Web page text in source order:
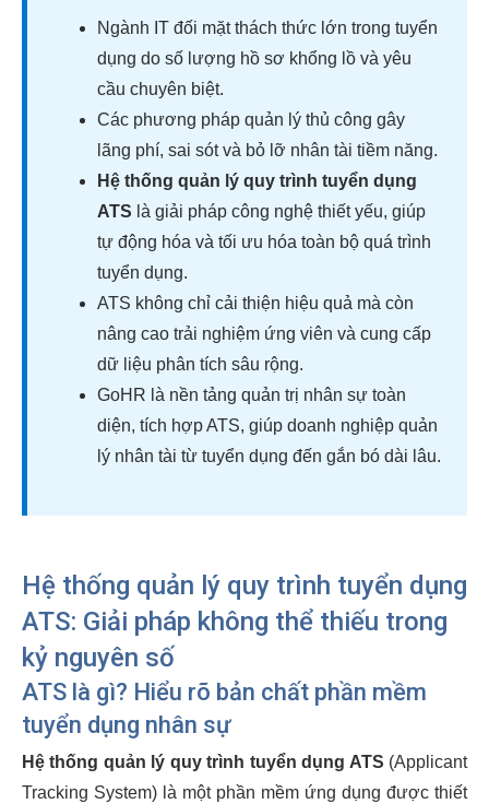
Ngành IT đối mặt thách thức lớn trong tuyển
dụng do số lượng hồ sơ khổng lồ và yêu
cầu chuyên biệt.
Các phương pháp quản lý thủ công gây
lãng phí, sai sót và bỏ lỡ nhân tài tiềm năng.
Hệ thống quản lý quy trình tuyển dụng
ATS là giải pháp công nghệ thiết yếu, giúp
tự động hóa và tối ưu hóa toàn bộ quá trình
tuyển dụng.
ATS không chỉ cải thiện hiệu quả mà còn
nâng cao trải nghiệm ứng viên và cung cấp
dữ liệu phân tích sâu rộng.
GoHR là nền tảng quản trị nhân sự toàn
diện, tích hợp ATS, giúp doanh nghiệp quản
lý nhân tài từ tuyển dụng đến gắn bó dài lâu.
Hệ thống quản lý quy trình tuyển dụng
ATS: Giải pháp không thể thiếu trong
kỷ nguyên số
ATS là gì? Hiểu rõ bản chất phần mềm
tuyển dụng nhân sự
Hệ thống quản lý quy trình tuyển dụng ATS (Applicant
Tracking System) là một phần mềm ứng dụng được thiết